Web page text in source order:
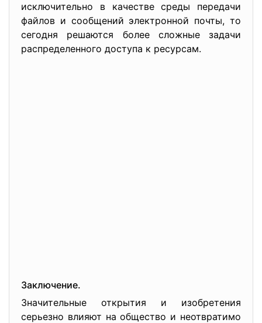
исключительно в качестве среды передачи
файлов и сообщений электронной почты, то
сегодня решаются более сложные задачи
распределенного доступа к ресурсам.
Заключение.
Значительные открытия и изобретения
серьезно влияют на общество и неотвратимо